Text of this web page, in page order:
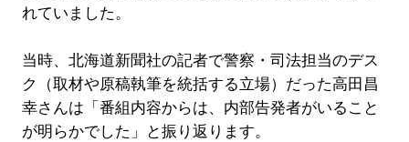
れていました。
当時、北海道新聞社の記者で警察・司法担当のデス
ク（取材や原稿執筆を統括する立場）だった高田昌
幸さんは「番組内容からは、内部告発者がいること
が明らかでした」と振り返ります。